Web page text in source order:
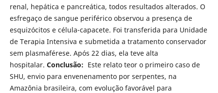
renal, hepática e pancreática, todos resultados alterados. O
esfregaço de sangue periférico observou a presença de
esquizócitos e célula-capacete. Foi transferida para Unidade
de Terapia Intensiva e submetida a tratamento conservador
sem plasmaférese. Após 22 dias, ela teve alta
hospitalar. Conclusão: Este relato teor o primeiro caso de
SHU, envio para envenenamento por serpentes, na
Amazônia brasileira, com evolução favorável para